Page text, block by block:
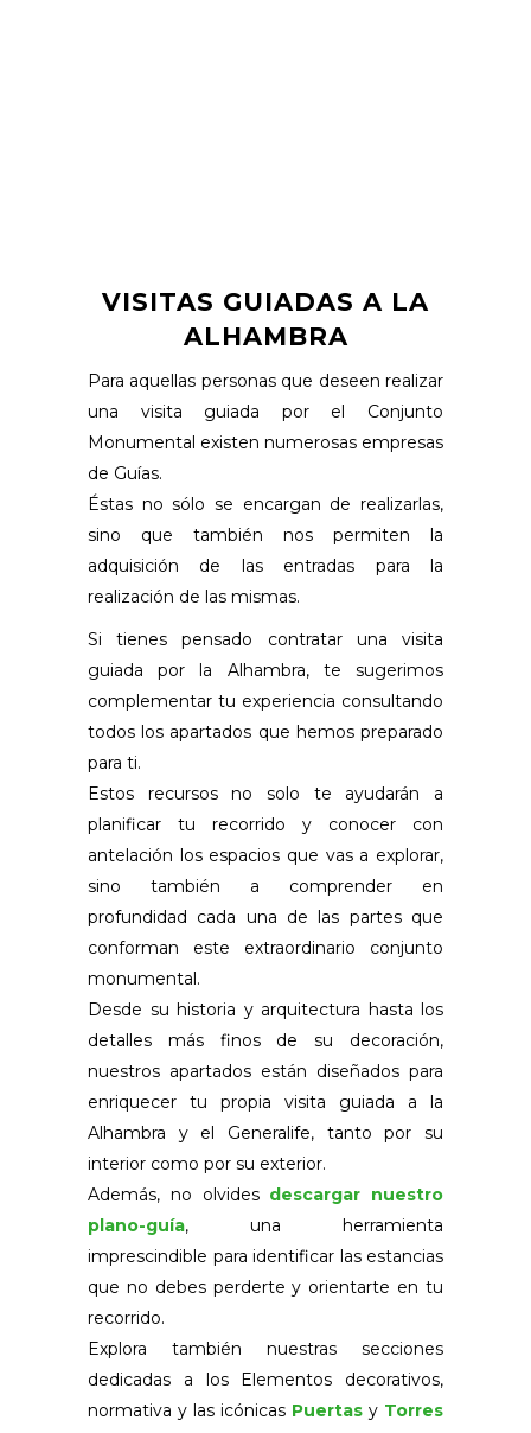
VISITAS GUIADAS A LA
ALHAMBRA
Para aquellas personas que deseen realizar
una visita guiada por el Conjunto
Monumental existen numerosas empresas
de Guías.
Éstas no sólo se encargan de realizarlas,
sino que también nos permiten la
adquisición de las entradas para la
realización de las mismas.
Si tienes pensado contratar una visita
guiada por la Alhambra, te sugerimos
complementar tu experiencia consultando
todos los apartados que hemos preparado
para ti.
Estos recursos no solo te ayudarán a
planificar tu recorrido y conocer con
antelación los espacios que vas a explorar,
sino también a comprender en
profundidad cada una de las partes que
conforman este extraordinario conjunto
monumental.
Desde su historia y arquitectura hasta los
detalles más finos de su decoración,
nuestros apartados están diseñados para
enriquecer tu propia visita guiada a la
Alhambra y el Generalife, tanto por su
interior como por su exterior.
Además, no olvides descargar nuestro
plano-guía, una herramienta
imprescindible para identificar las estancias
que no debes perderte y orientarte en tu
recorrido.
Explora también nuestras secciones
dedicadas a los Elementos decorativos,
normativa y las icónicas Puertas y Torres